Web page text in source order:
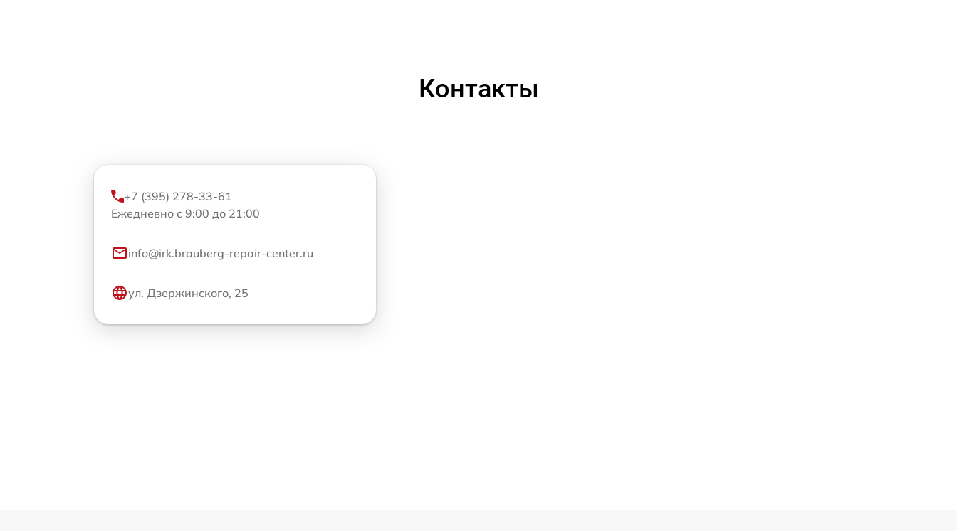
Контакты
+7 (395) 278-33-61
Ежедневно с 9:00 до 21:00
info@irk.brauberg-repair-center.ru
ул. Дзержинского, 25